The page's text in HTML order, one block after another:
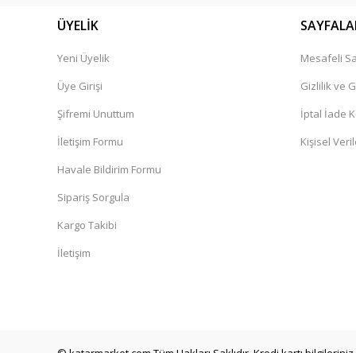
ÜYELİK
Yeni Üyelik
Üye Girişi
Şifremi Unuttum
İletişim Formu
Havale Bildirim Formu
Sipariş Sorgula
Kargo Takibi
İletişim
Mesafeli
Gizlilik ve
İptal İade
Kişisel